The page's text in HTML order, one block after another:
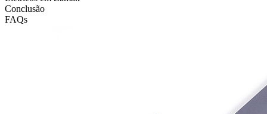
Conclusão
FAQs